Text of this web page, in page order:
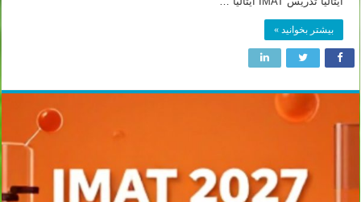
بیشتر بخوانید »